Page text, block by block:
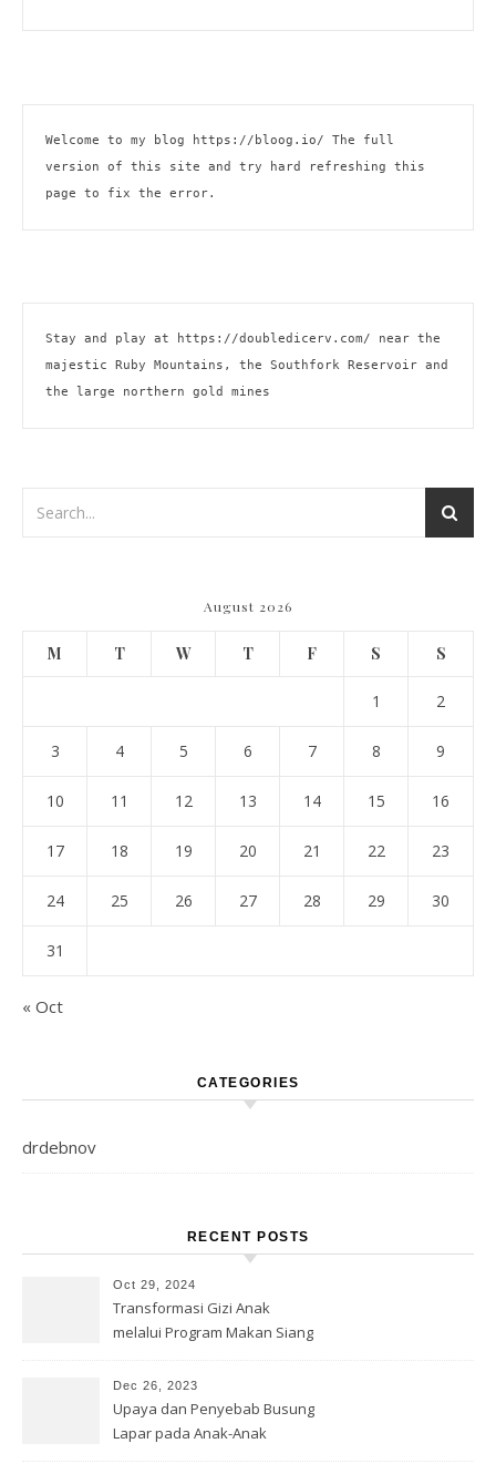
Welcome to my blog https://bloog.io/ The full
version of this site and try hard refreshing this
page to fix the error.
Stay and play at https://doubledicerv.com/ near the
majestic Ruby Mountains, the Southfork Reservoir and
the large northern gold mines
August 2026
M T W T F S S
1 2
3 4 5 6 7 8 9
10 11 12 13 14 15 16
17 18 19 20 21 22 23
24 25 26 27 28 29 30
31
« Oct
CATEGORIES
drdebnov
RECENT POSTS
Oct 29, 2024
Transformasi Gizi Anak
melalui Program Makan Siang
Dec 26, 2023
Upaya dan Penyebab Busung
Lapar pada Anak-Anak